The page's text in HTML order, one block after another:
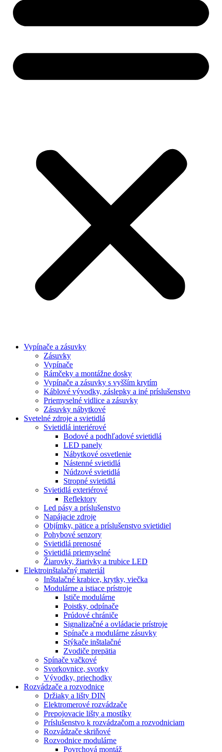
Vypínače a zásuvky
Zásuvky
Vypínače
Rámčeky a montážne dosky
Vypínače a zásuvky s vyšším krytím
Káblové vývodky, záslepky a iné príslušenstvo
Priemyselné vidlice a zásuvky
Zásuvky nábytkové
Svetelné zdroje a svietidlá
Svietidlá interiérové
Bodové a podhľadové svietidlá
LED panely
Nábytkové osvetlenie
Nástenné svietidlá
Núdzové svietidlá
Stropné svietidlá
Svietidlá exteriérové
Reflektory
Led pásy a príslušenstvo
Napájacie zdroje
Objímky, pätice a príslušenstvo svietidiel
Pohybové senzory
Svietidlá prenosné
Svietidlá priemyselné
Žiarovky, žiarivky a trubice LED
Elektroinštalačný materiál
Inštalačné krabice, krytky, viečka
Modulárne a istiace prístroje
Ističe modulárne
Poistky, odpínače
Prúdové chrániče
Signalizačné a ovládacie prístroje
Spínače a modulárne zásuvky
Stýkače inštalačné
Zvodiče prepätia
Spínače vačkové
Svorkovnice, svorky
Vývodky, priechodky
Rozvádzače a rozvodnice
Držiaky a lišty DIN
Elektromerové rozvádzače
Prepojovacie lišty a mostíky
Príslušenstvo k rozvádzačom a rozvodniciam
Rozvádzače skriňové
Rozvodnice modulárne
Povrchová montáž